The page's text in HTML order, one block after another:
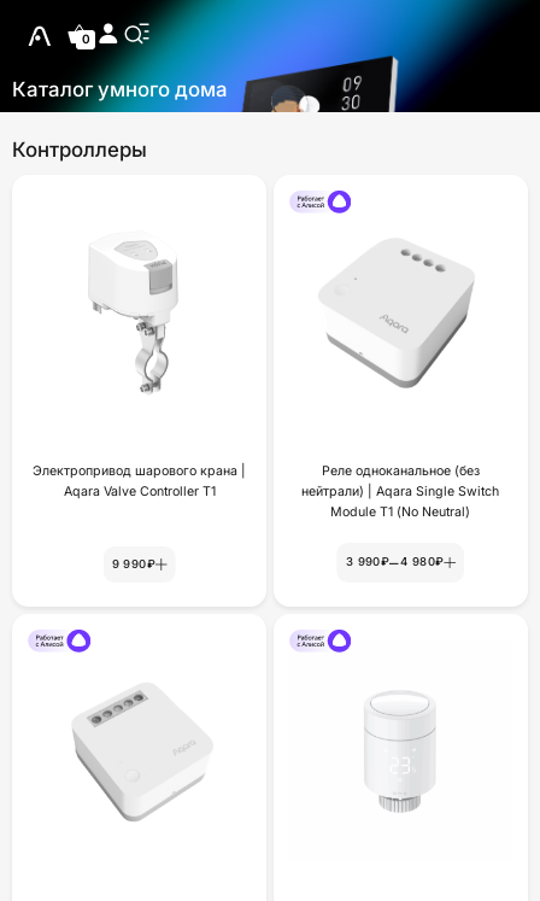
0
Каталог умного дома
Контроллеры
Электропривод шарового крана |
Aqara Valve Controller T1
9 990₽
Реле одноканальное (без
нейтрали) | Aqara Single Switch
Module T1 (No Neutral)
3 990₽–4 980₽